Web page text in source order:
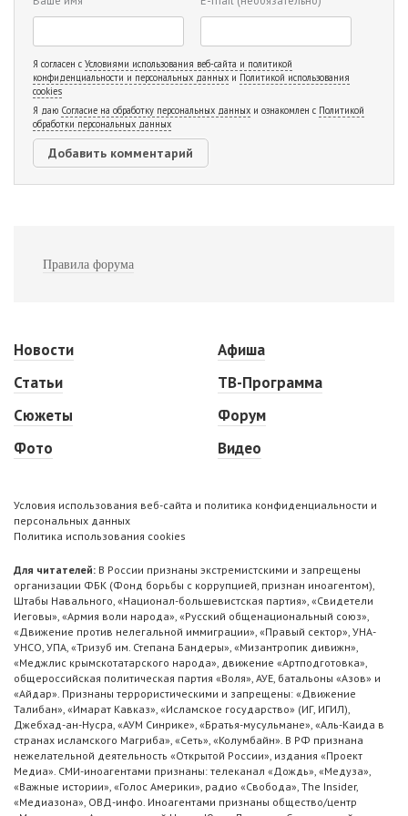
Я согласен с Условиями использования веб-сайта и политикой
конфиденциальности и персональных данных и Политикой использования
cookies
Я даю Согласие на обработку персональных данных и ознакомлен с Политикой
обработки персональных данных
Правила форума
Новости
Статьи
Сюжеты
Фото
Афиша
ТВ-Программа
Форум
Видео
Условия использования веб-сайта и политика конфиденциальности и
персональных данных
Политика использования cookies
Для читателей: В России признаны экстремистскими и запрещены
организации ФБК (Фонд борьбы с коррупцией, признан иноагентом),
Штабы Навального, «Национал-большевистская партия», «Свидетели
Иеговы», «Армия воли народа», «Русский общенациональный союз»,
«Движение против нелегальной иммиграции», «Правый сектор», УНА-
УНСО, УПА, «Тризуб им. Степана Бандеры», «Мизантропик дивижн»,
«Меджлис крымскотатарского народа», движение «Артподготовка»,
общероссийская политическая партия «Воля», АУЕ, батальоны «Азов» и
«Айдар». Признаны террористическими и запрещены: «Движение
Талибан», «Имарат Кавказ», «Исламское государство» (ИГ, ИГИЛ),
Джебхад-ан-Нусра, «АУМ Синрике», «Братья-мусульмане», «Аль-Каида в
странах исламского Магриба», «Сеть», «Колумбайн». В РФ признана
нежелательной деятельность «Открытой России», издания «Проект
Медиа». СМИ-иноагентами признаны: телеканал «Дождь», «Медуза»,
«Важные истории», «Голос Америки», радио «Свобода», The Insider,
«Медиазона», ОВД-инфо. Иноагентами признаны общество/центр